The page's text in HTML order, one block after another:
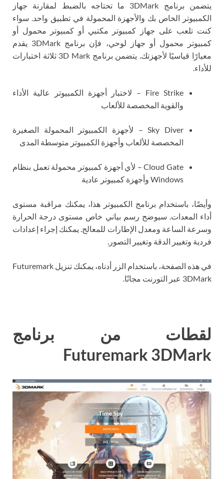
يتضمن برنامج 3DMark ما تحتاجه بالضبط لمقارنة جهاز
الكمبيوتر الخاص بك والأجهزة المحمولة في تطبيق واحد. سواء
كنت تلعب على جهاز كمبيوتر مكتبي أو كمبيوتر محمول أو
كمبيوتر محمول أو جهاز لوحي، فإن برنامج 3DMark يقدم
معيارًا قياسيًا لأجهزتك. يتضمن برنامج 3D Mark ثلاثة اختبارات
للأداء.
Fire Strike – لاختبار أجهزة الكمبيوتر عالية الأداء
والقوية المخصصة للألعاب
Sky Diver – لأجهزة الكمبيوتر المحمولة الصغيرة
المخصصة للألعاب وأجهزة الكمبيوتر متوسطة المدى
Cloud Gate – لأي أجهزة كمبيوتر محمولة تعمل بنظام
Windows وأجهزة كمبيوتر عادية
وأيضًا، باستخدام برنامج الكمبيوتر هذا، يمكنك مراقبة مستوى
أداء المعدات. سيوضح رسم بياني خاص مستوى درجة الحرارة
وسرعة الساعة ومعدل الإطارات للمعالج. يمكنك إجراء إعدادات
فردية وتغيير الدقة وتغيير التصور.
في هذه الصفحة، باستخدام الزر أدناه، يمكنك تنزيل Futuremark
3DMark عبر التورنت مجانًا.
لقطات من برنامج
Futuremark 3DMark